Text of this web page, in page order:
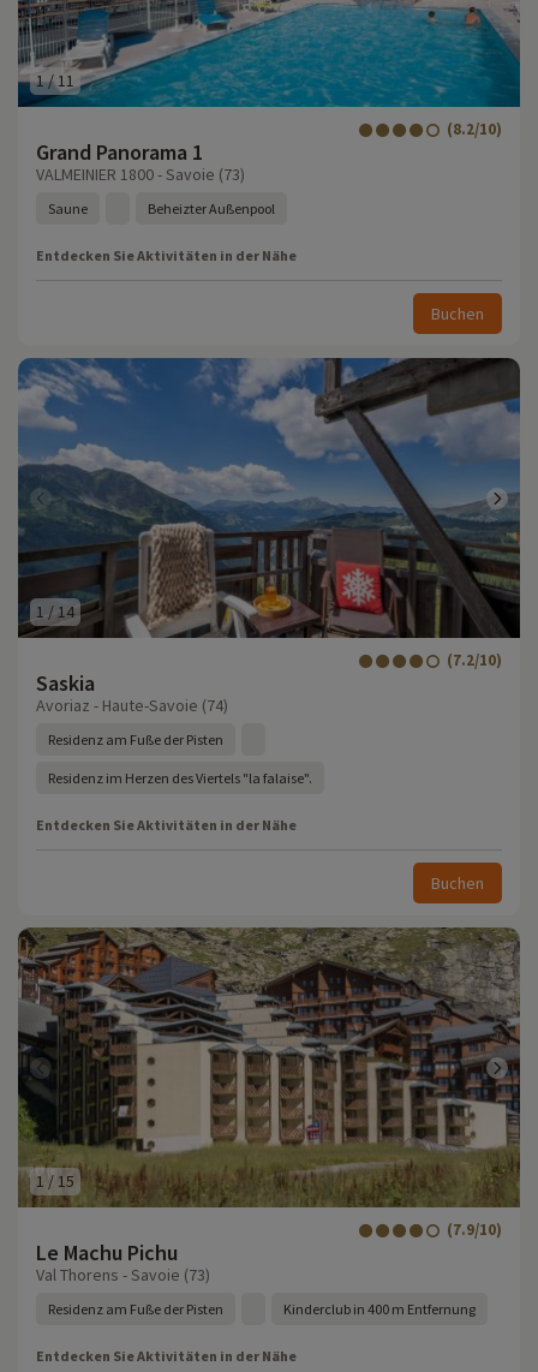
1/11
Grand Panorama 1
(8.2/10)
VALMEINIER 1800 - Savoie (73)
Saune Beheizter Außenpool
Entdecken Sie Aktivitäten in der Nähe
Buchen
1 /14
Saskia
(7.2/10)
Avoriaz - Haute-Savoie (74)
Residenz am Fuße der Pisten
Residenz im Herzen des Viertels "la falaise".
Entdecken Sie Aktivitäten in der Nähe
Buchen
1 / 15
Le Machu Pichu
(7.9/10)
Val Thorens - Savoie (73)
Residenz am Fuße der Pisten Kinderclub in 400 m Entfernung
Entdecken Sie Aktivitäten in der Nähe